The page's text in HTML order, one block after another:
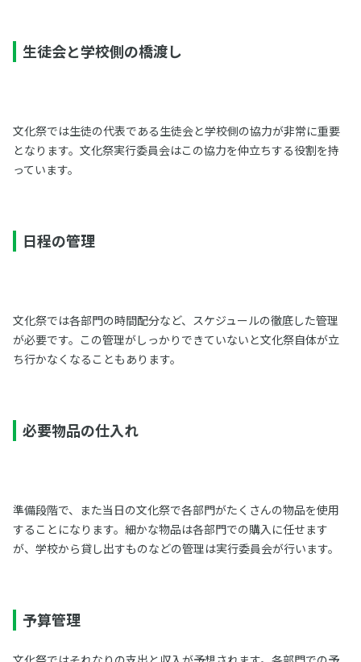
生徒会と学校側の橋渡し
文化祭では生徒の代表である生徒会と学校側の協力が非常に重要
となります。文化祭実行委員会はこの協力を仲立ちする役割を持
っています。
日程の管理
文化祭では各部門の時間配分など、スケジュールの徹底した管理
が必要です。この管理がしっかりできていないと文化祭自体が立
ち行かなくなることもあります。
必要物品の仕入れ
準備段階で、また当日の文化祭で各部門がたくさんの物品を使用
することになります。細かな物品は各部門での購入に任せます
が、学校から貸し出すものなどの管理は実行委員会が行います。
予算管理